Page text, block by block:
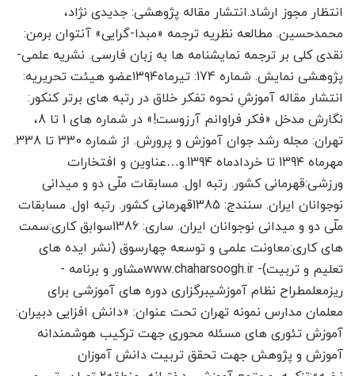
انتظار مجوز ارشاد.انتشار مقاله پژوهشی: جدیدی نژاد،
محمدحسین. مطالعه نظریه ترجمه «مبدا-گرایی» آنتوان برمن:
نقدی کلی بر ترجمه نمایشنامه ها به زبان فارسی. نشریه علمی-
پژوهشی نمایش. شماره 174: تیرماه۱۳۹۴عضو هیئت تحریریه:
انتشار مقاله آموزشِ نحوه تفکر خلاق در رتبه های برتر کنکور:
نگارش مدخل «فکر فراوانم آرزوست!» در شماره های 1 تا 8،
تهران: مجله رشد جوان آموزش و پرورش. از شماره 330 تا 338.
مهرماه 139۴ تا خردادماه 139۴.و…عناوین و افتخارات
ورزشی:قهرمانی کشور. رتبه اول. مسابقات ملّی دو و میدانی
نوجوانان ایران. سنندج: 1385قهرمانی کشور. رتبه اول. مسابقات
ملّی دو و میدانی نوجوانان ایران. ساری: 1386سوابق کاری:سمت
های کاری:معاونت علمی و توسعه چهارسوق (نشر ایده های
تعلیم و تربیت)- www.chaharsoogh.irمشاور و برنامه ­
ریزمعلمطراح نظام آموزشیبرگزاری دوره های آموزشی برای
معلمان مدارس نمونه تهران تحت عنوان: «دانش افزایی دبیران:
آموزش تئوری های مسئله محوری جهت ترکیب هوشمندانه
آموزش و پژوهش جهت تحقق تربیت دانش آموزان